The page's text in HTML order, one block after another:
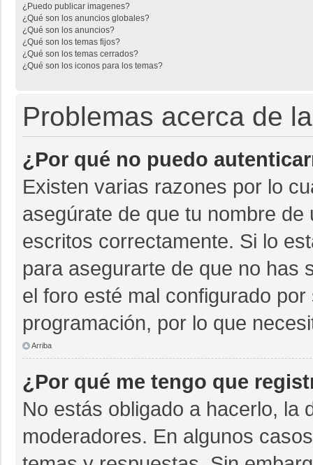
¿Puedo publicar imagenes?
¿Qué son los anuncios globales?
¿Qué son los anuncios?
¿Qué son los temas fijos?
¿Qué son los temas cerrados?
¿Qué son los iconos para los temas?
Problemas acerca de
¿Por qué no puedo
Existen varias razones por lo
asegúrate de que tu nombre
escritos correctamente. Si lo
para asegurarte de que no has
el foro esté mal configurado
programación, por lo que
Arriba
¿Por qué me tengo que
No estás obligado a hacerlo, la
moderadores. En algunos